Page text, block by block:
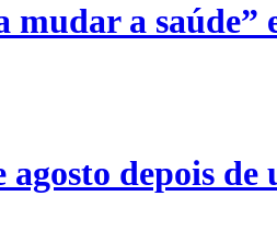
mudar a saúde”
depois